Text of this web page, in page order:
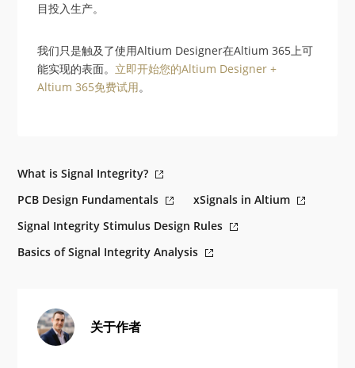
目投入生产。
我们只是触及了使用Altium Designer在Altium 365上可
能实现的表面。 立即开始您的Altium Designer +
Altium 365免费试用。
What is Signal Integrity?
PCB Design Fundamentals
xSignals in Altium
Signal Integrity Stimulus Design Rules
Basics of Signal Integrity Analysis
关于作者